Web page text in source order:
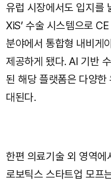
유럽 시장에서도 입지를
XiS’ 수술 시스템으로
분야에서 통합형 내비게
제공하게 됐다. AI 기반
된 해당 플랫폼은 다양한
대된다.
한편 의료기술 외 영역에
로보틱스 스타트업 모프